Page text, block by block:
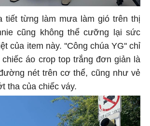
tiết từng làm mưa làm gió trên thị
cũng không thể cưỡng lại sức
của item này. ''Công chúa YG'' chỉ
áo crop top trắng đơn giản là
nét trên cơ thể, cũng như vẻ
tha của chiếc váy.